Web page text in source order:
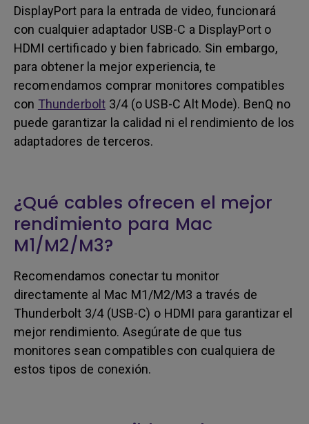
DisplayPort para la entrada de video, funcionará
con cualquier adaptador USB-C a DisplayPort o
HDMI certificado y bien fabricado. Sin embargo,
para obtener la mejor experiencia, te
recomendamos comprar monitores compatibles
con Thunderbolt 3/4 (o USB-C Alt Mode). BenQ no
puede garantizar la calidad ni el rendimiento de los
adaptadores de terceros.
¿Qué cables ofrecen el mejor
rendimiento para Mac
M1/M2/M3?
Recomendamos conectar tu monitor
directamente al Mac M1/M2/M3 a través de
Thunderbolt 3/4 (USB-C) o HDMI para garantizar el
mejor rendimiento. Asegúrate de que tus
monitores sean compatibles con cualquiera de
estos tipos de conexión.